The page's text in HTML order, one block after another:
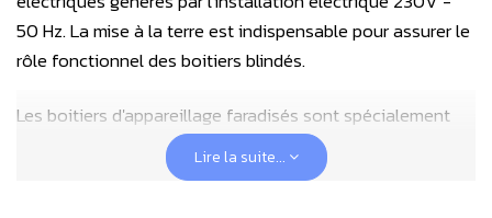
50 Hz. La mise à la terre est indispensable pour assurer le
rôle fonctionnel des boitiers blindés.
Les boitiers d'appareillage faradisés sont spécialement
recommandés dans les espaces sensibles à forte
présence (chambres et lieux de repos), il agissent en
Lire la suite...